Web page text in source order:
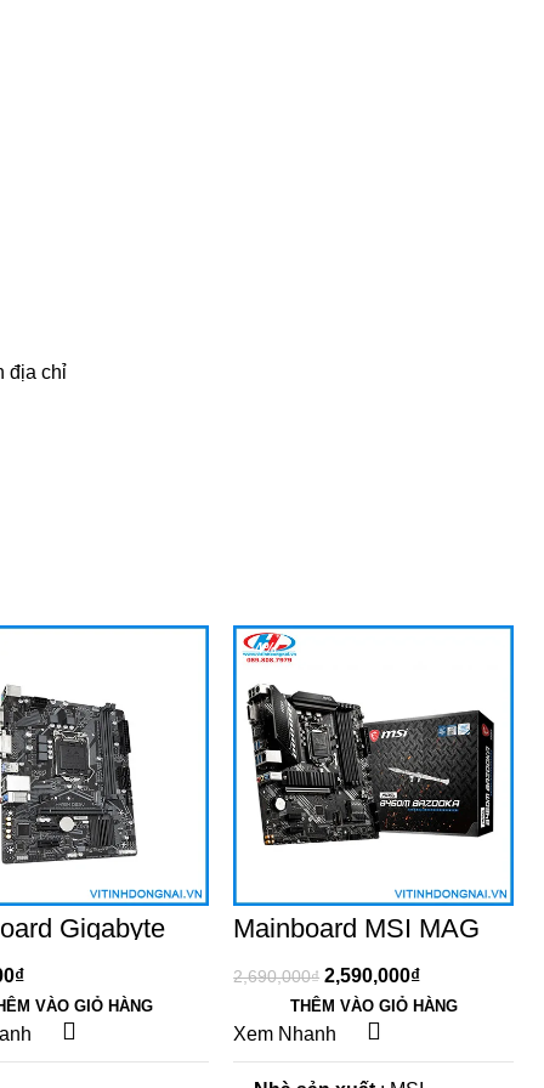
địa chỉ
Gigabyte
DS2V (Intel
1200, m-
khe Ram
₫
VÀO GIỎ HÀNG
-4%
Mainboard MSI MAG
(Intel B460, Socket
1200, m-ATX, 4 khe
RAM DDR4)
2,690,000₫ 2,590,000₫
THÊM VÀO GIỎ HÀNG
Xem Nhanh